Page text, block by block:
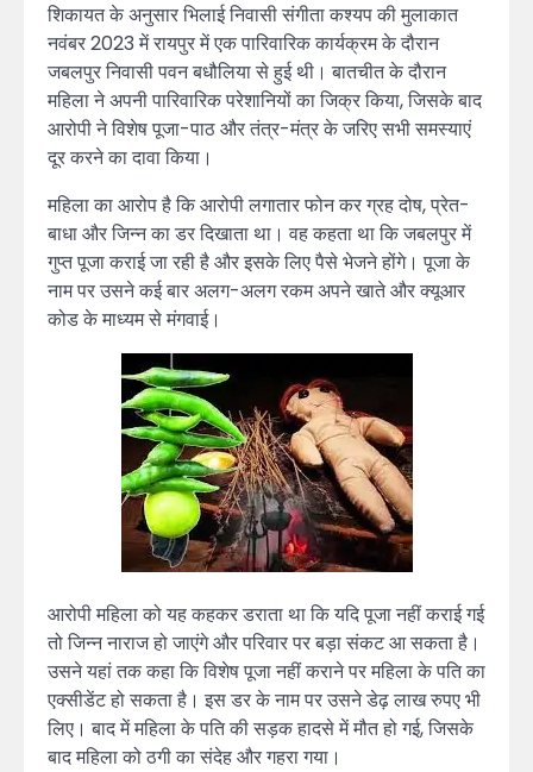
शिकायत के अनुसार भिलाई निवासी संगीता कश्यप की मुलाकात
नवंबर 2023 में रायपुर में एक पारिवारिक कार्यक्रम के दौरान
जबलपुर निवासी पवन बधौलिया से हुई थी। बातचीत के दौरान
महिला ने अपनी पारिवारिक परेशानियों का जिक्र किया, जिसके बाद
आरोपी ने विशेष पूजा-पाठ और तंत्र-मंत्र के जरिए सभी समस्याएं
दूर करने का दावा किया।
महिला का आरोप है कि आरोपी लगातार फोन कर ग्रह दोष, प्रेत-
बाधा और जिन्न का डर दिखाता था। वह कहता था कि जबलपुर में
गुप्त पूजा कराई जा रही है और इसके लिए पैसे भेजने होंगे। पूजा के
नाम पर उसने कई बार अलग-अलग रकम अपने खाते और क्यूआर
कोड के माध्यम से मंगवाई।
आरोपी महिला को यह कहकर डराता था कि यदि पूजा नहीं कराई गई
तो जिन्न नाराज हो जाएंगे और परिवार पर बड़ा संकट आ सकता है।
उसने यहां तक कहा कि विशेष पूजा नहीं कराने पर महिला के पति का
एक्सीडेंट हो सकता है। इस डर के नाम पर उसने डेढ़ लाख रुपए भी
लिए। बाद में महिला के पति की सड़क हादसे में मौत हो गई, जिसके
बाद महिला को ठगी का संदेह और गहरा गया।